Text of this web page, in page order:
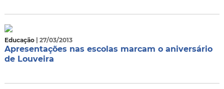
Educação | 27/03/2013
Apresentações nas escolas marcam o aniversário
de Louveira